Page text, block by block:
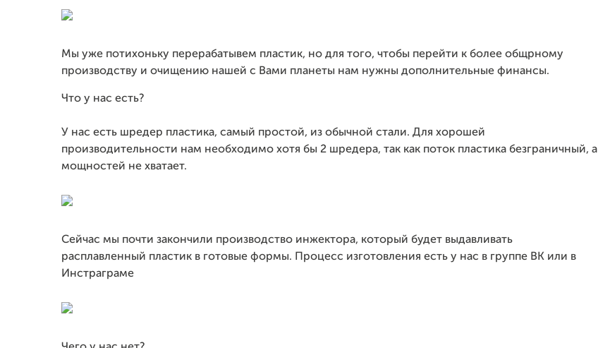
Мы уже потихоньку перерабатывем пластик, но для того, чтобы перейти к более общрному
производству и очищению нашей с Вами планеты нам нужны дополнительные финансы.
Что у нас есть?
У нас есть шредер пластика, самый простой, из обычной стали. Для хорошей
производительности нам необходимо хотя бы 2 шредера, так как поток пластика безграничный, а
мощностей не хватает.
Сейчас мы почти закончили производство инжектора, который будет выдавливать
расплавленный пластик в готовые формы. Процесс изготовления есть у нас в группе ВК или в
Инстраграме